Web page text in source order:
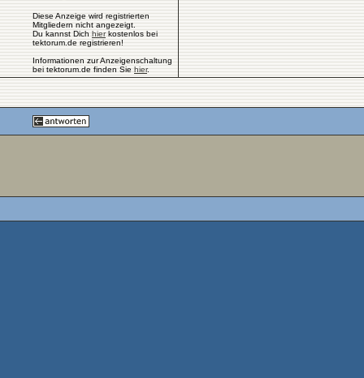
Diese Anzeige wird registrierten
Mitgliedern nicht angezeigt.
Du kannst Dich hierkostenlos bei
tektorum.de registrieren!
Informationen zur Anzeigenschaltung
bei tektorum.de finden Sie hier.